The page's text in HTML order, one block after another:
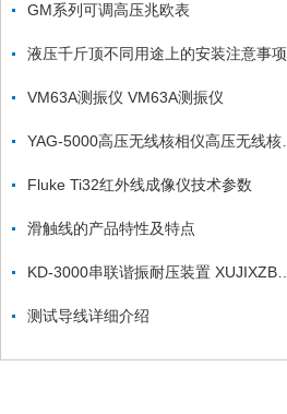
GM系列可调高压兆欧表
液压千斤顶不同用途上的安装注意事项
VM63A测振仪 VM63A测振仪
Fluke Ti32红外线成像仪技术参数
滑触线的产品特性及特点
测试导线详细介绍